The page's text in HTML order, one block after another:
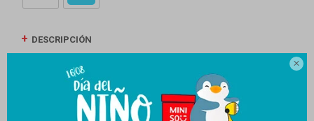

DESCRIPCIÓN
CAMBIOS Y DEVOLUCIONES
MEDIOS DE PAGO